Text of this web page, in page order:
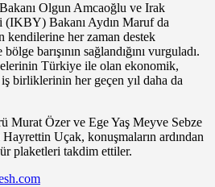
Olgun Amcaoğlu ve Irak
Bakanı Aydın Maruf da
kendilerine her zaman destek
barışının sağlandığını vurguladı.
Türkiye ile olan ekonomik,
birliklerinin her geçen yıl daha da
Murat Özer ve Ege Yaş Meyve Sebze
Uçak, konuşmaların ardından
plaketleri takdim ettiler.